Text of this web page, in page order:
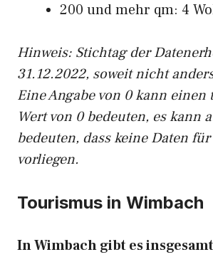
200 und mehr qm: 4
Hinweis: Stichtag der
31.12.2022, soweit nicht
Eine Angabe von 0 kann
Wert von 0 bedeuten, es kann
bedeuten, dass keine Daten
vorliegen.
Tourismus in Wimbach
In Wimbach gibt es